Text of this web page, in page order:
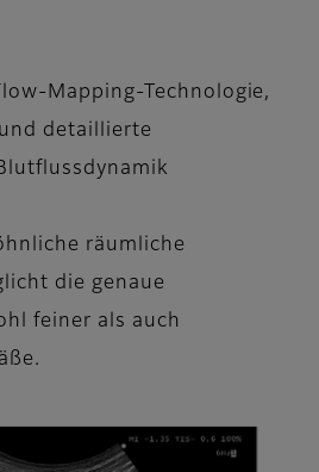
Mapping-Technologie,
detaillierte
räumliche
die genaue
feiner als auch